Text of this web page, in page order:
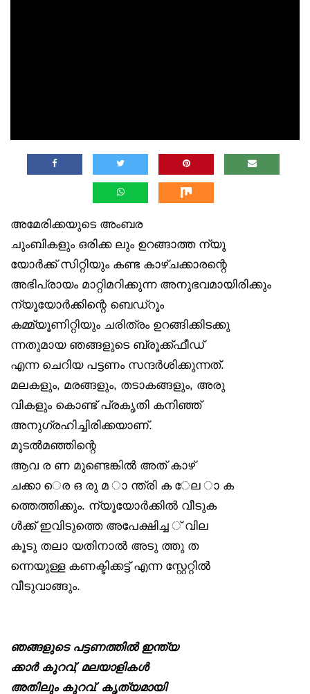
അമേരിക്കയുടെ അംബര
ചുംബികളും ഒരിക്ക ലും ഉറങ്ങാത്ത ന്യൂ
യോർക്ക് സിറ്റിയും കണ്ട കാഴ്ചക്കാരന്റെ
അഭിപ്രായം മാറ്റിമറിക്കുന്ന അനുഭവമായിരിക്കും
ന്യൂയോർക്കിന്റെ ബെഡ്‌റൂം
കമ്മ്യൂണിറ്റിയും ചരിത്രം ഉറങ്ങിക്കിടക്കു
ന്നതുമായ ഞങ്ങളുടെ ബ്രൂക്ക്ഫീഡ്
എന്ന ചെറിയ പട്ടണം സന്ദർശിക്കുന്നത്.
മലകളും, മരങ്ങളും, തടാകങ്ങളും, അരു
വികളും കൊണ്ട് പ്രകൃതി കനിഞ്ഞ്
അനുഗ്രഹിച്ചിരിക്കയാണ്.
മൂടൽമഞ്ഞിന്റെ
ആവ ര ണ മുണ്ടെങ്കിൽ അത് കാഴ്
ചക്കാ െര ഒ രു മ ാ ന്ത്രി ക േല ാ ക
ത്തെത്തിക്കും. ന്യൂയോർക്കിൽ വീടുക
ൾക്ക് ഇവിടുത്തെ അപേക്ഷിച്ച ് വില
കൂടു തലാ യതിനാൽ അടു ത്തു ത
ന്നെയുള്ള കണക്ടിക്കട്ട് എന്ന സ്റ്റേറ്റിൽ
വീടുവാങ്ങും.
ഞങ്ങളുടെ പട്ടണത്തിൽ ഇന്ത്യ
ക്കാർ കുറവ്, മലയാളികൾ
അതിലും കുറവ്. കൃത്യമായി